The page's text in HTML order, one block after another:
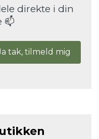
direkte i din
📫
tak, tilmeld mig